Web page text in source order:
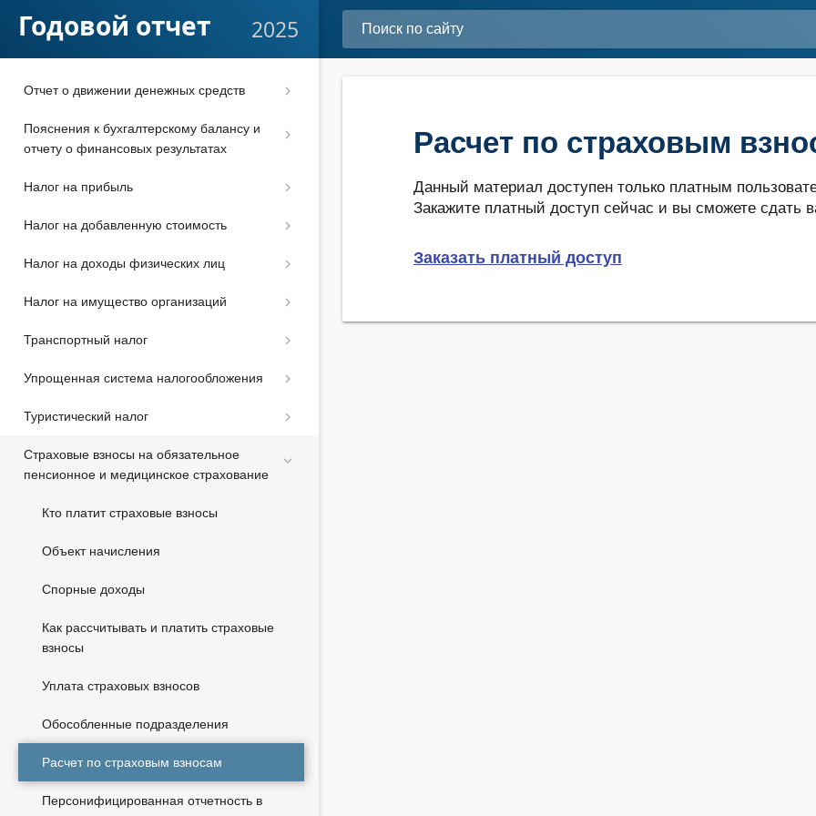
Годовой отчет 2025
Подготовка отчетности к сдаче
Отчет о движении денежных средств
Пояснения к бухгалтерскому балансу и
отчету о финансовых результатах
Налог на прибыль
Налог на добавленную стоимость
Налог на доходы физических лиц
Налог на имущество организаций
Транспортный налог
Упрощенная система налогообложения
Туристический налог
Страховые взносы на обязательное
пенсионное и медицинское страхование
Кто платит страховые взносы
Объект начисления
Спорные доходы
Как рассчитывать и платить страховые
взносы
Уплата страховых взносов
Обособленные подразделения
Расчет по страховым взносам
Персонифицированная отчетность в
Расчет по страховым
Данный материал доступен только платным
Закажите платный доступ сейчас и вы сможете сдать
Заказать платный доступ